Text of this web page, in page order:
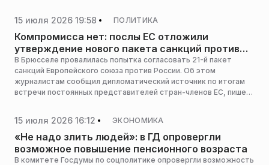
мышление, определить этические границы их применения и
научиться жить в новой информационной среде, сообщила
пресс-служба «Мастерской новых медиа».
15 июля 2026 19:58 ПОЛИТИКА
Компромисса нет: послы ЕС отложили
утверждение нового пакета санкций против
РФ
В Брюсселе провалилась попытка согласовать 21-й пакет
санкций Европейского союза против России. Об этом
журналистам сообщил дипломатический источник по итогам
встречи постоянных представителей стран-членов ЕС, пишет
15 июля 2026 16:12 ЭКОНОМИКА
«Не надо злить людей»: в ГД опровергли
возможное повышение пенсионного возраста
В комитете Госдумы по соцполитике опровергли возможность